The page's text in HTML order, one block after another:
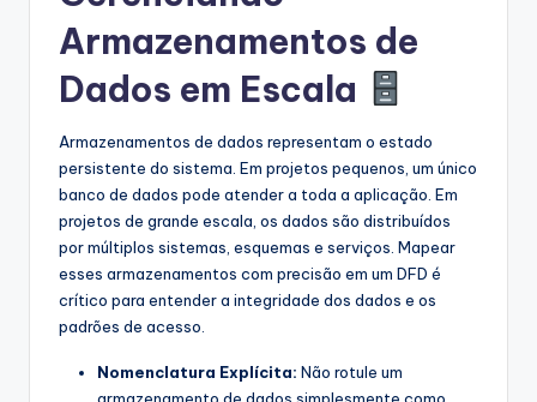
Armazenamentos de
Dados em Escala
Armazenamentos de dados representam o estado
persistente do sistema. Em projetos pequenos, um único
banco de dados pode atender a toda a aplicação. Em
projetos de grande escala, os dados são distribuídos
por múltiplos sistemas, esquemas e serviços. Mapear
esses armazenamentos com precisão em um DFD é
crítico para entender a integridade dos dados e os
padrões de acesso.
Nomenclatura Explícita: Não rotule um